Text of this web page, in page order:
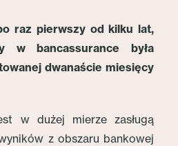
raz pierwszy od kilku lat,
w bancassurance była
dwanaście miesięcy
w dużej mierze zasługą
z obszaru bankowej